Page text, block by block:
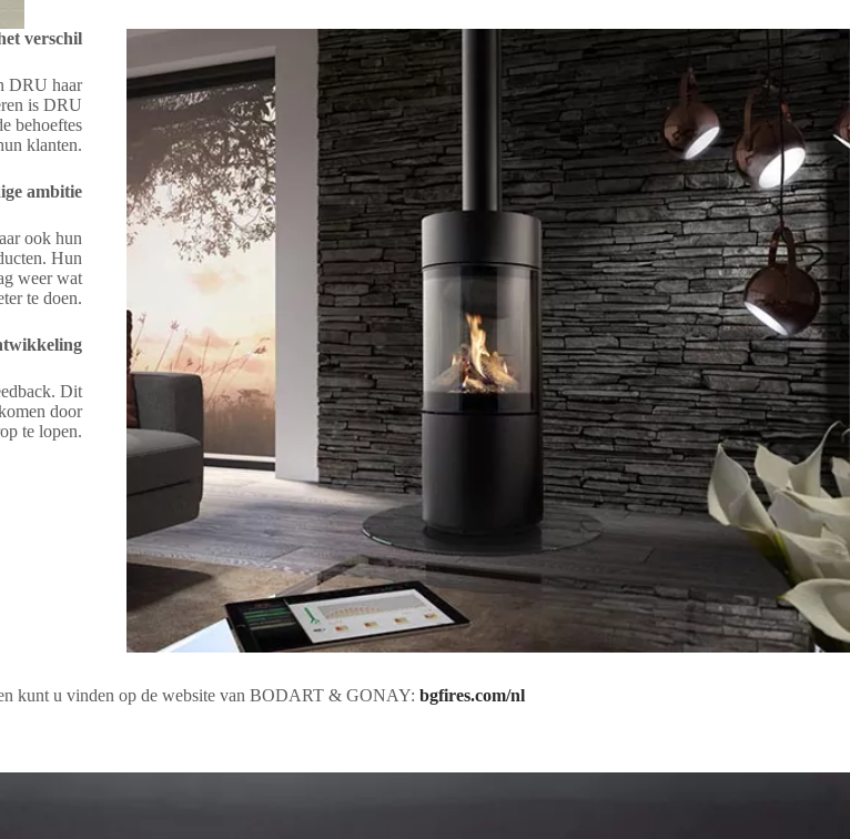
verschil
DRU haar
is DRU
behoeftes
klanten.
ambitie
ook hun
Hun
weer wat
te doen.
Dit
door
te lopen.
kunt u vinden op de website van BODART & GONAY: bgfires.com/nl